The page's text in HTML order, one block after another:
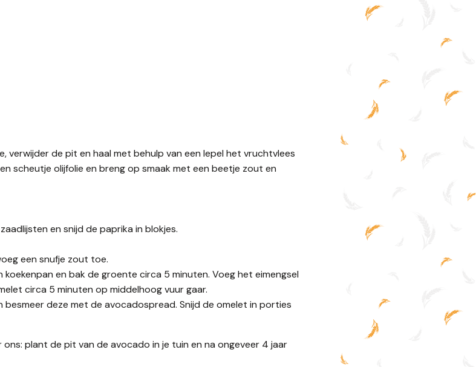
verwijder de pit en haal met behulp van een lepel het vruchtvlees
scheutje olijfolie en breng op smaak met een beetje zout en
en snijd de paprika in blokjes.
een snufje zout toe.
koekenpan en bak de groente circa 5 minuten. Voeg het eimengsel
circa 5 minuten op middelhoog vuur gaar.
besmeer deze met de avocadospread. Snijd de omelet in porties
ons: plant de pit van de avocado in je tuin en na ongeveer 4 jaar